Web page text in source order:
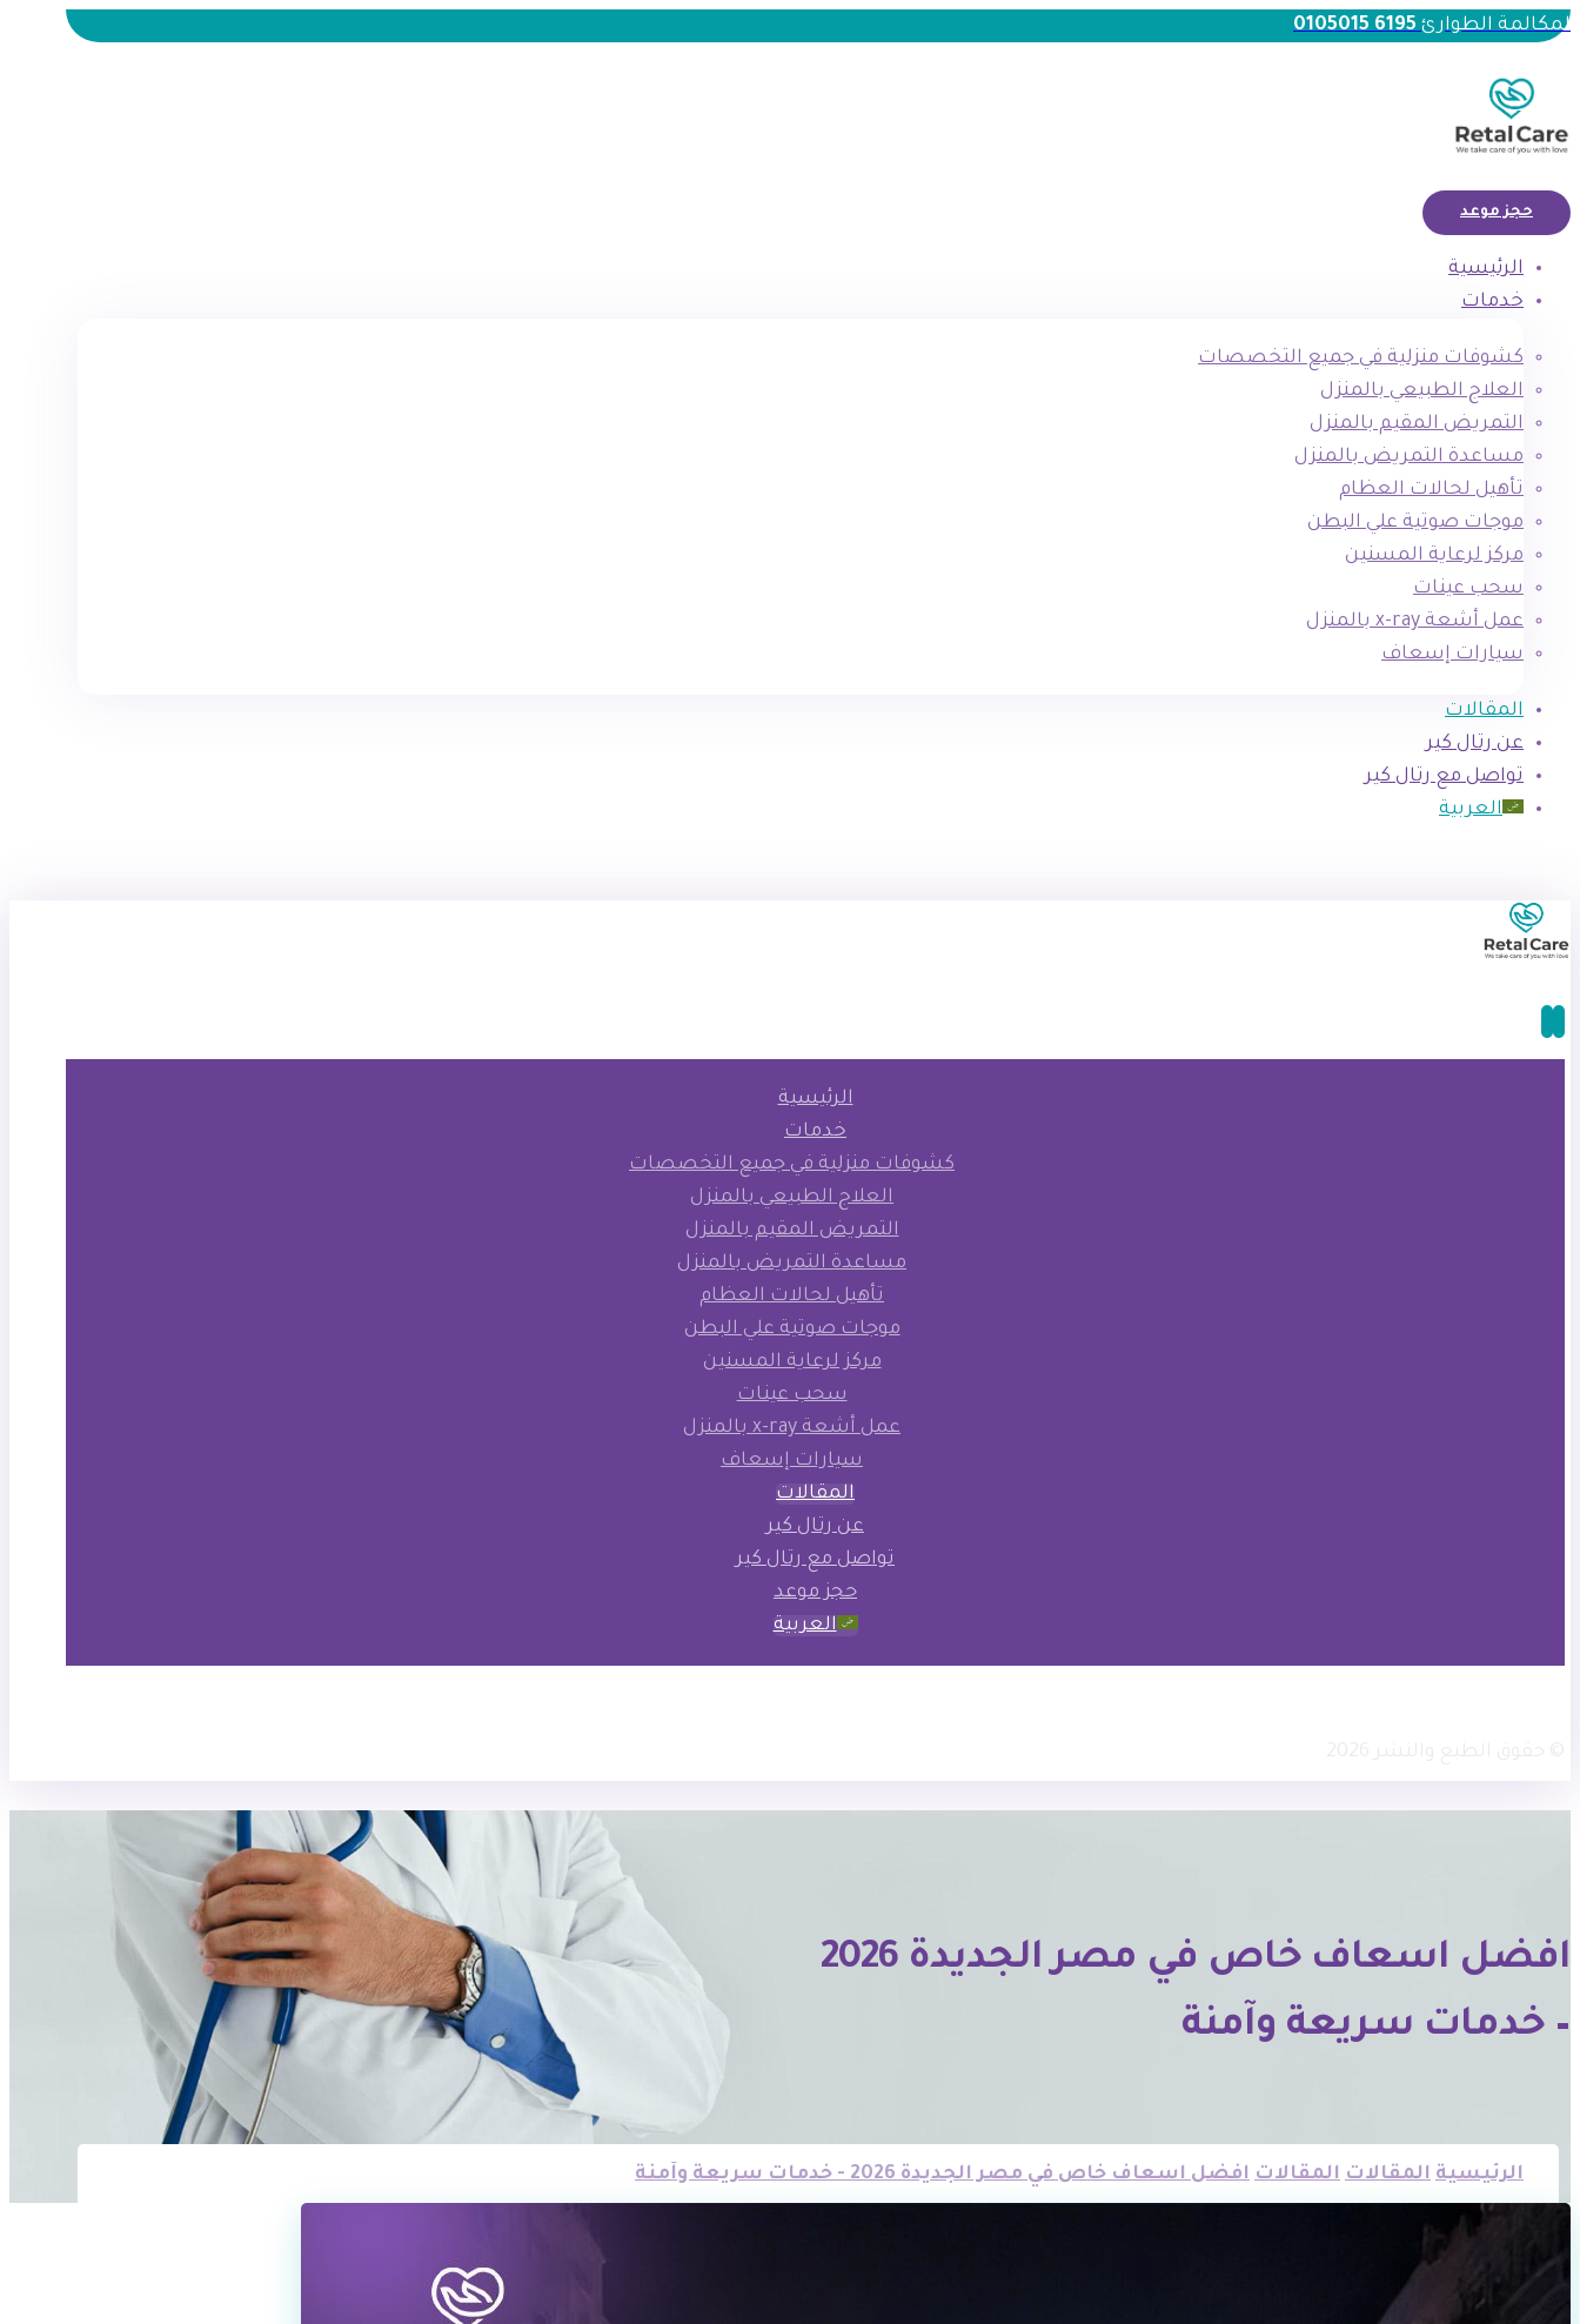
لمكالمة الطوارئ6195 0105015
حجز موعد
الرئيسية
خدمات
كشوفات منزلية في جميع التخصصات
العلاج الطبيعي بالمنزل
التمريض المقيم بالمنزل
مساعدة التمريض بالمنزل
تأهيل لحالات العظام
موجات صوتية علي البطن
مركز لرعاية المسنين
سحب عينات
عمل أشعة x-ray بالمنزل
سيارات إسعاف
المقالات
عن رتال كير
تواصل مع رتال كير
العربية
الرئيسية
خدمات
كشوفات منزلية في جميع التخصصات
العلاج الطبيعي بالمنزل
التمريض المقيم بالمنزل
مساعدة التمريض بالمنزل
تأهيل لحالات العظام
موجات صوتية علي البطن
مركز لرعاية المسنين
سحب عينات
عمل أشعة x-ray بالمنزل
سيارات إسعاف
المقالات
عن رتال كير
تواصل مع رتال كير
حجز موعد
العربية
افضل اسعاف خاص في مصر الجديدة 2026
– خدمات سريعة وآمنة
الرئيسية المقالات المقالات افضل اسعاف خاص في مصر الجديدة 2026 - خدمات سريعة وآمنة